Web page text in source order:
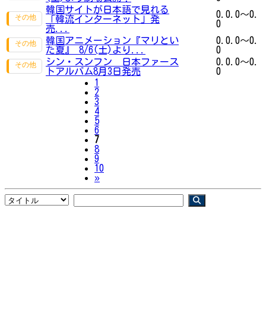
韓国サイトが日本語で見れる
「韓流インターネット」発
売...
0.0.0～0.
0
韓国アニメーション『マリとい
た夏』 8/6(土)より...
0.0.0～0.
0
シン・スンフン 日本ファース
トアルバム8月3日発売
0.0.0～0.
0
1
2
3
4
5
6
7
8
9
10
»Next